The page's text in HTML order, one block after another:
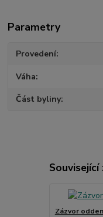
Parametry
Provedení
Váha
Část byliny
Související
Zázvor